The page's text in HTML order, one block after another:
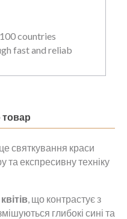
countries
fast and reliab
товар
святкування краси
та експресивну техніку
, що контрастує з
глибокі сині та